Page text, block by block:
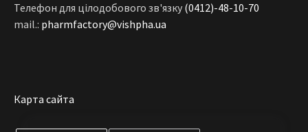
Телефон для цілодобового зв'язку (0412)-48-10-70
mail.: pharmfactory@vishpha.ua
Карта сайта